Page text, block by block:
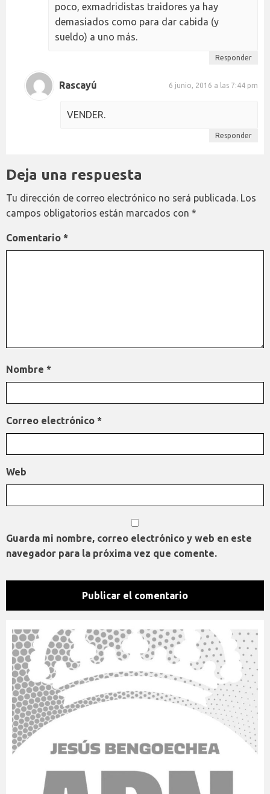
poco, exmadridistas traidores ya hay
demasiados como para dar cabida (y
sueldo) a uno más.
Responder
Rascayú 6 junio, 2016 a las 7:44 pm
VENDER.
Responder
Deja una respuesta
Tu dirección de correo electrónico no será publicada. Los
campos obligatorios están marcados con *
Comentario *
Nombre *
Correo electrónico *
Web
Guarda mi nombre, correo electrónico y web en este
navegador para la próxima vez que comente.